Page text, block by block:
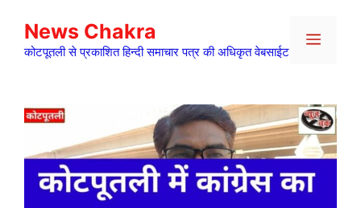
content
News Chakra
कोटपूतली से प्रकाशित हिन्दी समाचार पत्र की अधिकृत वेबसाईट
Menu